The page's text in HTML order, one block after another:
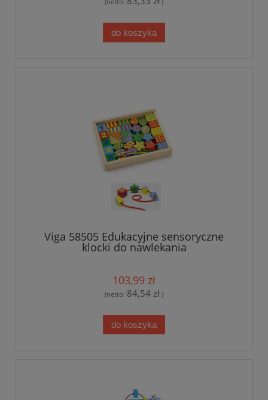
do koszyka
Viga 58505 Edukacyjne sensoryczne
klocki do nawlekania
103,99 zł
(netto: 84,54 zł )
do koszyka